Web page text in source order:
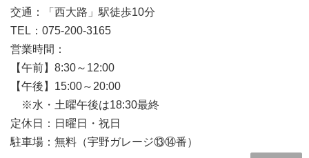
交通：「西大路」駅徒歩10分
TEL：075-200-3165
営業時間：
【午前】8:30～12:00
【午後】15:00～20:00
※水・土曜午後は18:30最終
定休日：日曜日・祝日
駐車場：無料（宇野ガレージ⑬⑭番）